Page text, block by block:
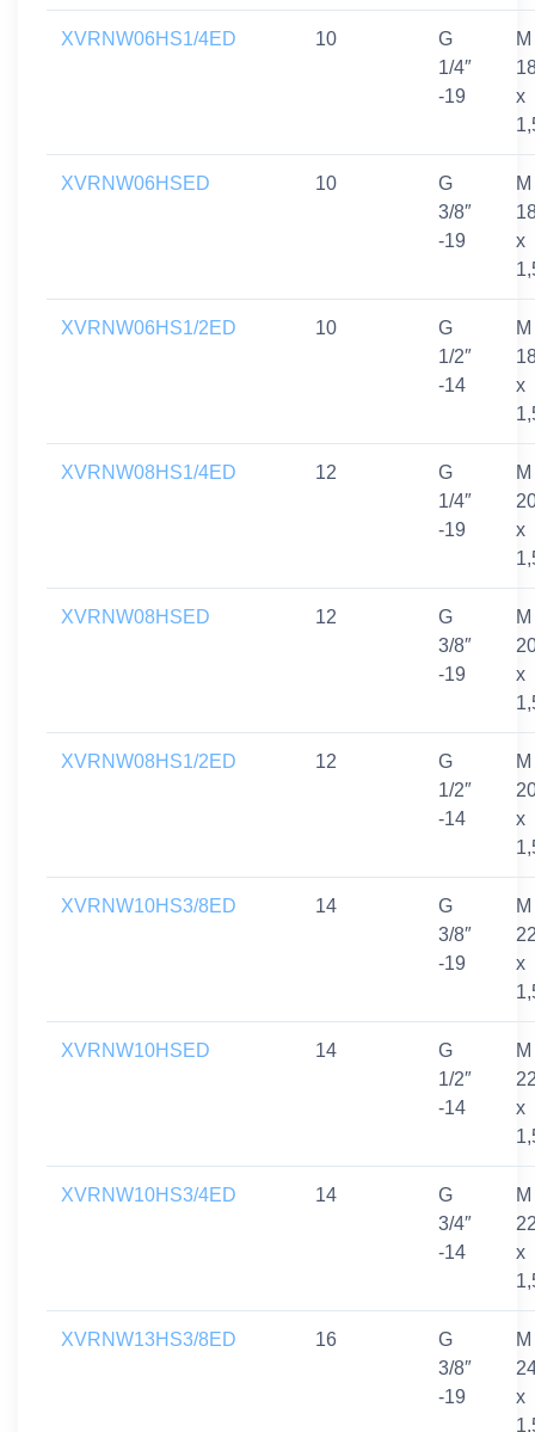
XVRNW06HS1/4ED 10
G
1/4″
-19
M
x
XVRNW06HSED 10
G
3/8″
-19
M
x
XVRNW06HS1/2ED 10
G
1/2″
-14
M
x
XVRNW08HS1/4ED 12
G
1/4″
-19
M
x
XVRNW08HSED 12
G
3/8″
-19
M
x
XVRNW08HS1/2ED 12
G
1/2″
-14
M
x
XVRNW10HS3/8ED 14
G
3/8″
-19
M
x
XVRNW10HSED 14
G
1/2″
-14
M
x
XVRNW10HS3/4ED 14
G
3/4″
-14
M
x
XVRNW13HS3/8ED 16
G
3/8″
-19
M
x